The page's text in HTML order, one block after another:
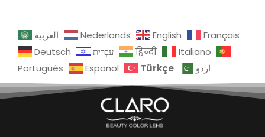
العربية Nederlands English
Français
Deutsch
עִבְרִית हिन्दी
Italiano
Português
Español Türkçe اردو